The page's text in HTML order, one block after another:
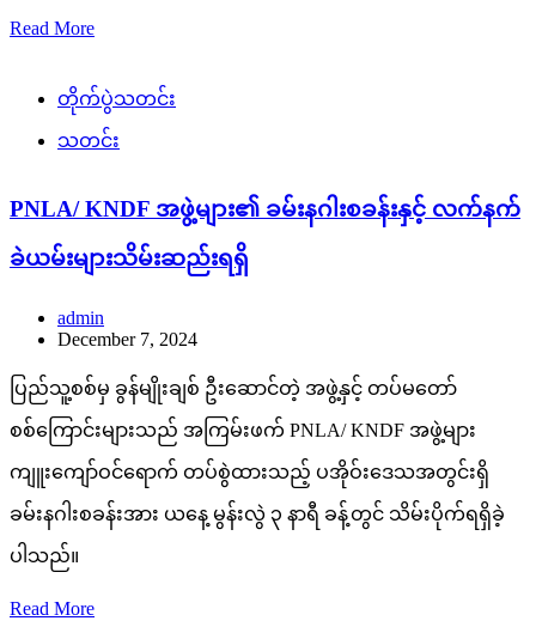
Read More
တိုက်ပွဲသတင်း
သတင်း
PNLA/ KNDF အဖွဲ့များ၏ ခမ်းနဂါးစခန်းနှင့် လက်နက်
ခဲယမ်းများသိမ်းဆည်းရရှိ
admin
December 7, 2024
ပြည်သူ့စစ်မှ ခွန်မျိုးချစ် ဦးဆောင်တဲ့ အဖွဲ့နှင့် တပ်မတော်
စစ်ကြောင်းများသည် အကြမ်းဖက် PNLA/ KNDF အဖွဲ့များ
ကျူးကျော်ဝင်ရောက် တပ်စွဲထားသည့် ပအိုဝ်းဒေသအတွင်းရှိ
ခမ်းနဂါးစခန်းအား ယနေ့ မွန်းလွဲ ၃ နာရီ ခန့်တွင် သိမ်းပိုက်ရရှိခဲ့
ပါသည်။
Read More